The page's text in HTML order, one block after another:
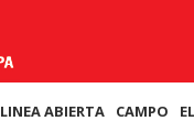
LINEA ABIERTA CAMPO